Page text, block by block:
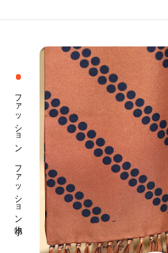
ファッション ファッション小物